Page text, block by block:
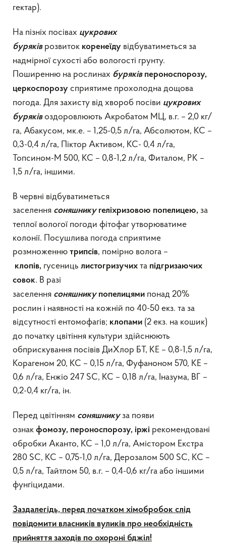
гектар).
На пізніх посівах цукрових
буряків розвиток коренеїду відбуватиметься за
надмірної сухості або вологості грунту.
Поширенню на рослинах буряків пероноспорозу,
церкоспорозу сприятиме прохолодна дощова
погода. Для захисту від хвороб посіви цукрових
буряківоздоровлюють Акробатом МЦ, в.г. – 2,0 кг/
га, Абакусом, мк.е. – 1,25-0,5 л/га, Абсолютом, КС –
0,3-0,4 л/га, Піктор Активом, КС- 0,4 л/га,
Топсином-М 500, КС – 0,8-1,2 л/га, Фиталом, РК –
1,5 л/га, іншими.
В червні відбуватиметься
заселення соняшнику геліхризовою попелицею, за
теплої вологої погоди фітофаг утворюватиме
колонії. Посушлива погода сприятиме
розмноженню трипсів, помірно волога –
клопів, гусениць листогризучих та підгризаючих
совок. В разі
заселення соняшнику попелицями понад 20%
рослин і наявності на кожній по 40-50 екз. та за
відсутності ентомофагів; клопами (2 екз. на кошик)
до початку цвітіння культури здійснюють
обприскування посівів ДиХлор БТ, КЕ – 0,8-1,5 л/га,
Корагеном 20, КС – 0,15 л/га, Фуфаноном 570, КЕ –
0,6 л/га, Енжіо 247 SC, КС – 0,18 л/га, Іназума, ВГ –
0,2-0,4 кг/га, ін.
Перед цвітінням соняшникуза появи
ознак фомозу, пероноспорозу, іржі рекомендовані
обробки Аканто, КС – 1,0 л/га, Амістором Екстра
280 SC, КС – 0,75-1,0 л/га, Дерозалом 500 SC, КС –
0,5 л/га, Тайтлом 50, в.г. – 0,4-0,6 кг/га або іншими
фунгіцидами.
Заздалегідь, перед початком хімобробок слід
повідомити власників вуликів про необхідність
прийняття заходів по охороні бджіл!